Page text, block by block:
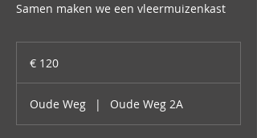
Samen maken we een vleermuizenkast
€ 120
Oude Weg | Oude Weg 2A